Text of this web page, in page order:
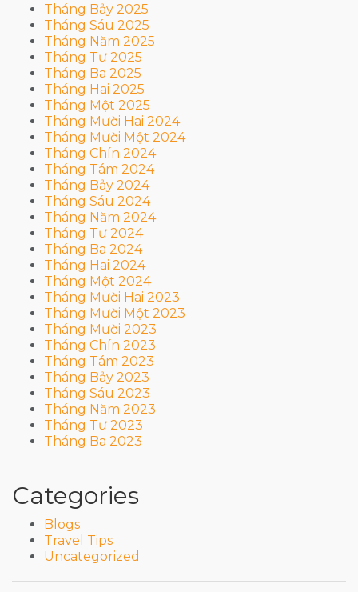
Tháng Bảy 2025
Tháng Sáu 2025
Tháng Năm 2025
Tháng Tư 2025
Tháng Ba 2025
Tháng Hai 2025
Tháng Một 2025
Tháng Mười Hai 2024
Tháng Mười Một 2024
Tháng Chín 2024
Tháng Tám 2024
Tháng Bảy 2024
Tháng Sáu 2024
Tháng Năm 2024
Tháng Tư 2024
Tháng Ba 2024
Tháng Hai 2024
Tháng Một 2024
Tháng Mười Hai 2023
Tháng Mười Một 2023
Tháng Mười 2023
Tháng Chín 2023
Tháng Tám 2023
Tháng Bảy 2023
Tháng Sáu 2023
Tháng Năm 2023
Tháng Tư 2023
Tháng Ba 2023
Categories
Blogs
Travel Tips
Uncategorized